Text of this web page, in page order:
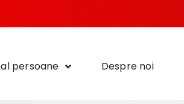
persoane Despre noi